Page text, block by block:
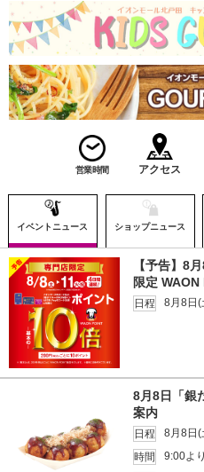
営業時間 アクセス
イベントニュース ショップニュース
【予告】8
限定
日程 8月8日(
8月8日「銀
案内
日程
8月8日(
時間
9:00よ